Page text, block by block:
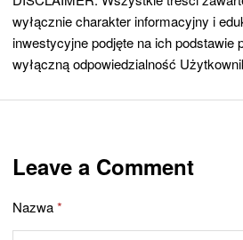
wyłącznie charakter informacyjny i
inwestycyjne podjęte na ich podstawie
wyłączną odpowiedzialność
Leave a Comment
Nazwa*